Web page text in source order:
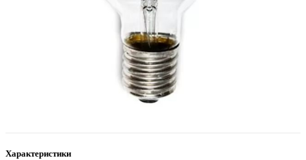
Характеристики